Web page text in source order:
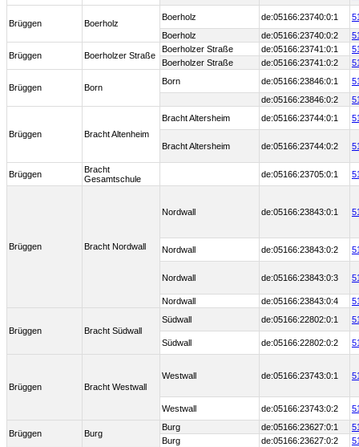
Brüggen Boerholz
Boerholz de:05166:23740:0:1
Boerholz
de:05166:23740:0:2
Brüggen Boerholzer Straße
Boerholzer Straße de:05166:23741:0:1
Boerholzer Straße
de:05166:23741:0:2
Brüggen Born
Born de:05166:23846:0:1
de:05166:23846:0:2
Brüggen Bracht Altenheim
Bracht Altersheim de:05166:23744:0:1
Bracht Altersheim de:05166:23744:0:2
Brüggen
Bracht
Gesamtschule
de:05166:23705:0:1
Brüggen Bracht Nordwall
Nordwall de:05166:23843:0:1
Nordwall de:05166:23843:0:2
Nordwall de:05166:23843:0:3
Nordwall de:05166:23843:0:4
Brüggen Bracht Südwall
Südwall de:05166:22802:0:1
Südwall de:05166:22802:0:2
Brüggen Bracht Westwall
Westwall de:05166:23743:0:1
Westwall de:05166:23743:0:2
Brüggen Burg
Burg de:05166:23627:0:1
Burg
de:05166:23627:0:2